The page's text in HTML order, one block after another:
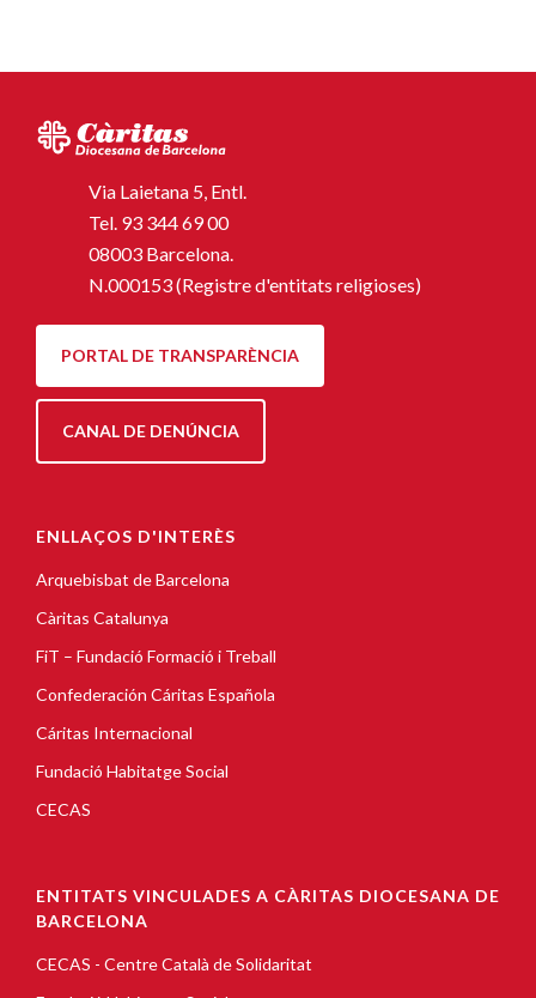
Via Laietana 5, Entl.
Tel. 93 344 69 00
08003 Barcelona.
N.000153 (Registre d'entitats religioses)
PORTAL DE TRANSPARÈNCIA
CANAL DE DENÚNCIA
ENLLAÇOS D'INTERÈS
Arquebisbat de Barcelona
Càritas Catalunya
FiT – Fundació Formació i Treball
Confederación Cáritas Española
Cáritas Internacional
Fundació Habitatge Social
CECAS
ENTITATS VINCULADES A CÀRITAS DIOCESANA DE
BARCELONA
CECAS - Centre Català de Solidaritat